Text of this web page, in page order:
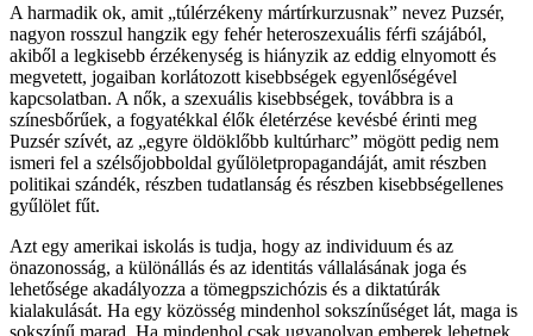
A harmadik ok, amit „túlérzékeny mártírkurzusnak” nevez Puzsér,
nagyon rosszul hangzik egy fehér heteroszexuális férfi szájából,
akiből a legkisebb érzékenység is hiányzik az eddig elnyomott és
megvetett, jogaiban korlátozott kisebbségek egyenlőségével
kapcsolatban. A nők, a szexuális kisebbségek, továbbra is a
színesbőrűek, a fogyatékkal élők életérzése kevésbé érinti meg
Puzsér szívét, az „egyre öldöklőbb kultúrharc” mögött pedig nem
ismeri fel a szélsőjobboldal gyűlöletpropagandáját, amit részben
politikai szándék, részben tudatlanság és részben kisebbségellenes
gyűlölet fűt.
Azt egy amerikai iskolás is tudja, hogy az individuum és az
önazonosság, a különállás és az identitás vállalásának joga és
lehetősége akadályozza a tömegpszichózis és a diktatúrák
kialakulását. Ha egy közösség mindenhol sokszínűséget lát, maga is
sokszínű marad. Ha mindenhol csak ugyanolyan emberek lehetnek,